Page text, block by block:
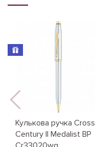
Кулькова ручка Cross
Century II Medalist BP